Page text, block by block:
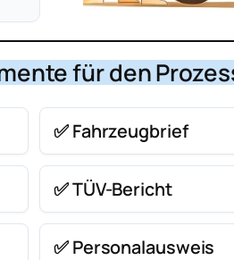
für den
✅ Fahrzeugbrief
✅ TÜV-Bericht
✅ Personalausweis